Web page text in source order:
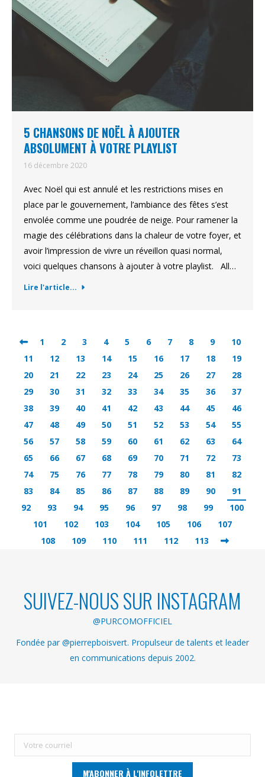
5 CHANSONS DE NOËL À AJOUTER
ABSOLUMENT À VOTRE PLAYLIST
16 décembre 2020
Avec Noël qui est annulé et les restrictions mises en
place par le gouvernement, l’ambiance des fêtes s’est
envolée comme une poudrée de neige. Pour ramener la
magie des célébrations dans la chaleur de votre foyer, et
avoir l’impression de vivre un réveillon quasi normal,
voici quelques chansons à ajouter à votre playlist. All…
Lire l'article...
1 2 3 4 5 6 7 8 9
10
11
12 13 14 15 16 17 18
19
20
21 22 23 24 25 26 27
28
29
30 31 32 33 34 35 36
37
38
39 40 41 42 43 44 45
46
47
48 49 50 51 52 53 54
55
56
57 58 59 60 61 62 63
64
65
66 67 68 69 70 71 72
73
74
75 76 77 78 79 80 81
82
83
84 85 86 87 88 89 90
91
92
93 94 95 96 97 98 99
100
101
102 103 104 105 106
107
108
109 110 111 112 113
SUIVEZ-NOUS SUR INSTAGRAM
@PURCOMOFFICIEL
Fondée par @pierrepboisvert. Propulseur de talents et leader
en communications depuis 2002.